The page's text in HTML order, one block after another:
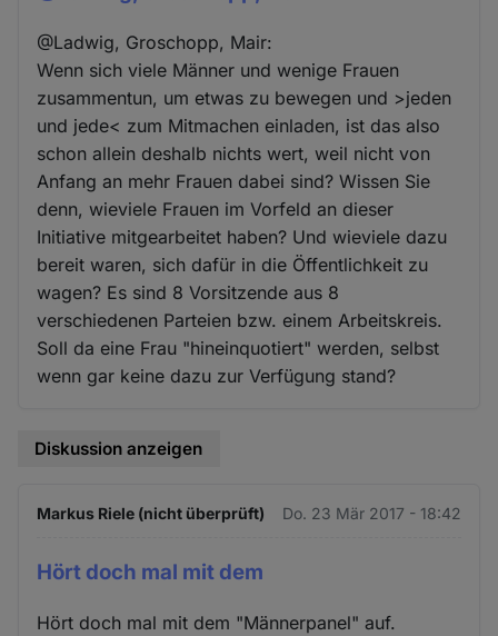
@Ladwig, Groschopp, Mair:
Wenn sich viele Männer und wenige Frauen
zusammentun, um etwas zu bewegen und >jeden
und jede< zum Mitmachen einladen, ist das also
schon allein deshalb nichts wert, weil nicht von
Anfang an mehr Frauen dabei sind? Wissen Sie
denn, wieviele Frauen im Vorfeld an dieser
Initiative mitgearbeitet haben? Und wieviele dazu
bereit waren, sich dafür in die Öffentlichkeit zu
wagen? Es sind 8 Vorsitzende aus 8
verschiedenen Parteien bzw. einem Arbeitskreis.
Soll da eine Frau "hineinquotiert" werden, selbst
wenn gar keine dazu zur Verfügung stand?
Diskussion anzeigen
Markus Riele (nicht überprüft) Do. 23 Mär 2017 - 18:42
Hört doch mal mit dem
Hört doch mal mit dem "Männerpanel" auf.